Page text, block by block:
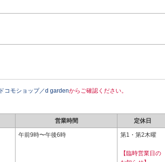
ドコモショップ／d gardenからご確認ください。
営業時間 定休日
午前9時〜午後6時 第1・第2木曜
【臨時営業日の